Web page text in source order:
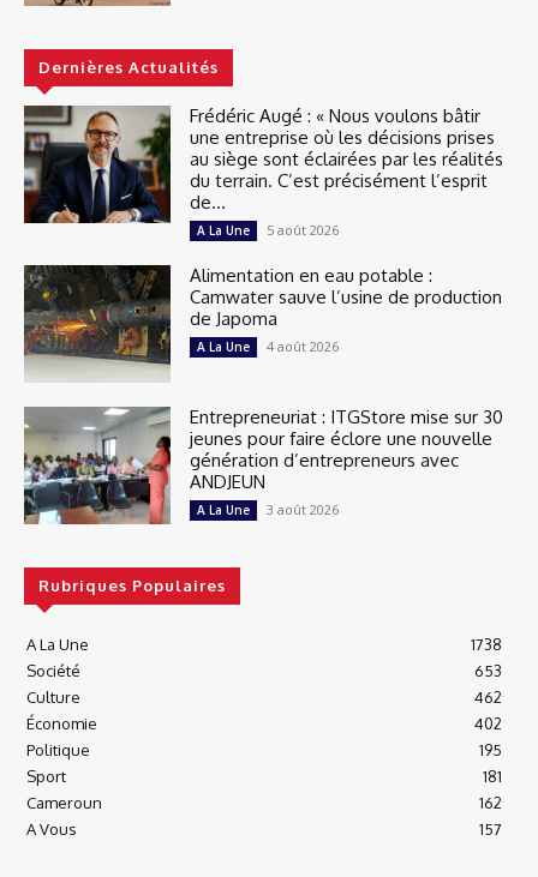
Dernières Actualités
Frédéric Augé : « Nous voulons bâtir
une entreprise où les décisions prises
au siège sont éclairées par les réalités
du terrain. C’est précisément l’esprit
de...
A La Une 5 août 2026
Alimentation en eau potable :
Camwater sauve l’usine de production
de Japoma
A La Une 4 août 2026
Entrepreneuriat : ITGStore mise sur 30
jeunes pour faire éclore une nouvelle
génération d’entrepreneurs avec
ANDJEUN
A La Une 3 août 2026
Rubriques Populaires
A La Une
1738
Société
653
Culture
462
Économie
402
Politique
195
Sport
181
Cameroun
162
A Vous
157